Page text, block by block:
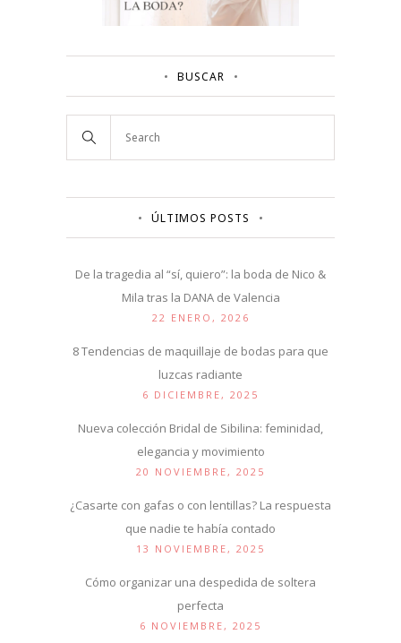
BUSCAR
ÚLTIMOS POSTS
De la tragedia al “sí, quiero”: la boda de Nico &
Mila tras la DANA de Valencia
22 ENERO, 2026
8 Tendencias de maquillaje de bodas para que
luzcas radiante
6 DICIEMBRE, 2025
Nueva colección Bridal de Sibilina: feminidad,
elegancia y movimiento
20 NOVIEMBRE, 2025
¿Casarte con gafas o con lentillas? La respuesta
que nadie te había contado
13 NOVIEMBRE, 2025
Cómo organizar una despedida de soltera
perfecta
6 NOVIEMBRE, 2025